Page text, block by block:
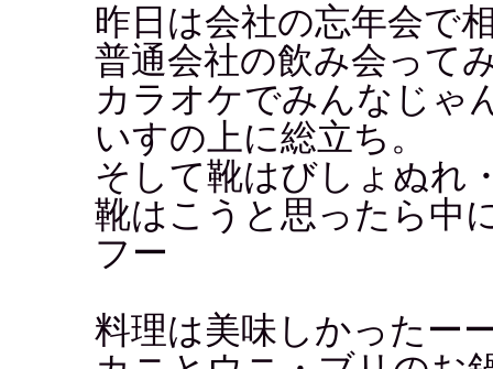
昨日は会社の忘年会で
普通会社の飲み会って
カラオケでみんなじゃ
いすの上に総立ち。
そして靴はびしょぬれ
靴はこうと思ったら中
フー
料理は美味しかったー